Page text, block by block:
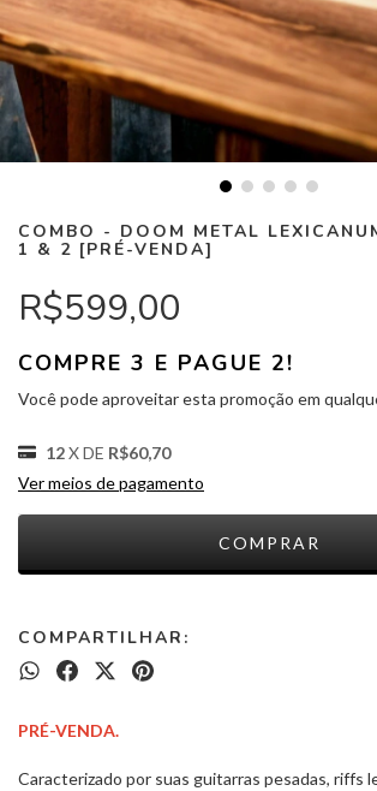
COMBO - DOOM METAL
1 & 2 [PRÉ-VENDA]
R$599,00
COMPRE 3 E PAGUE 2!
Você pode aproveitar esta promoção em
12X DE R$60,70
Ver meios de pagamento
COMPARTILHAR:
PRÉ-VENDA.
Caracterizado por suas guitarras pesadas, riffs